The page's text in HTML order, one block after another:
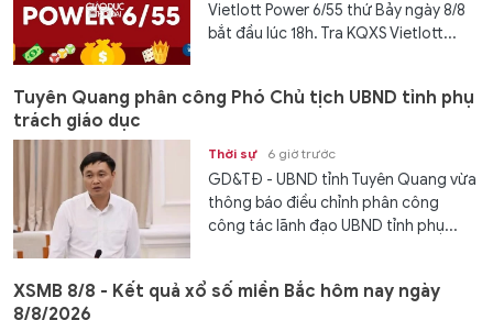
Vietlott Power 6/55 thứ Bảy ngày 8/8
bắt đầu lúc 18h. Tra KQXS Vietlott...
Tuyên Quang phân công Phó Chủ tịch UBND tỉnh phụ
trách giáo dục
Thời sự 6 giờ trước
GD&TĐ - UBND tỉnh Tuyên Quang vừa
thông báo điều chỉnh phân công
công tác lãnh đạo UBND tỉnh phụ...
XSMB 8/8 - Kết quả xổ số miền Bắc hôm nay ngày
8/8/2026